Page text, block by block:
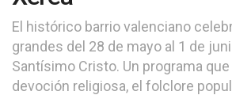
El histórico barrio valenciano
grandes del 28 de mayo al 1 de
Santísimo Cristo. Un programa
devoción religiosa, el folclore